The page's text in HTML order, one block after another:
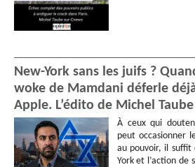
New-York sans les juifs ?
woke de Mamdani déferle
Apple. L’édito de Michel Taube
À ceux qui
peut occasionner
au pouvoir, il suffit
York et l’action de